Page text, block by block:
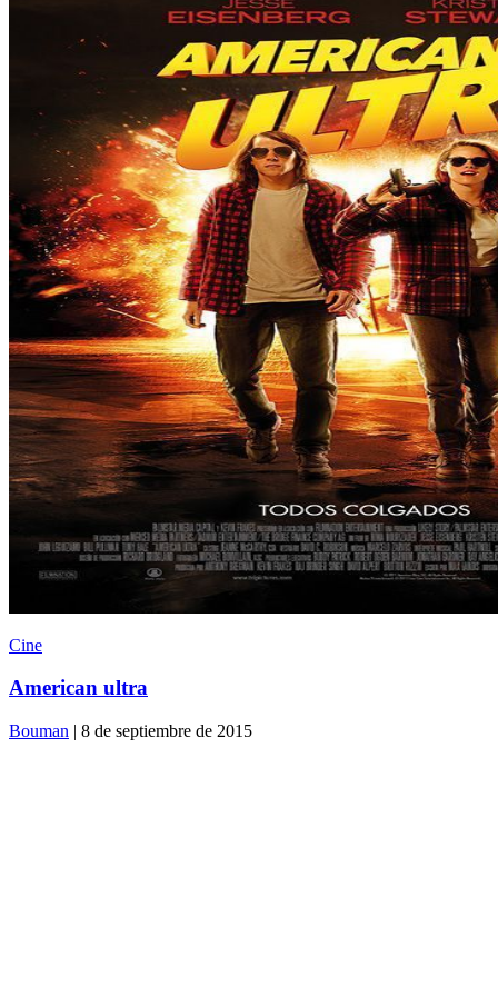
Cine
American ultra
Bouman | 8 de septiembre de 2015